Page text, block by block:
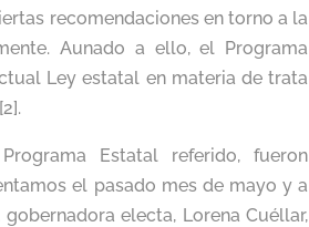
recomendaciones en torno a la
Aunado a ello, el Programa
Ley estatal en materia de trata
Estatal referido, fueron
el pasado mes de mayo y a
electa, Lorena Cuéllar,